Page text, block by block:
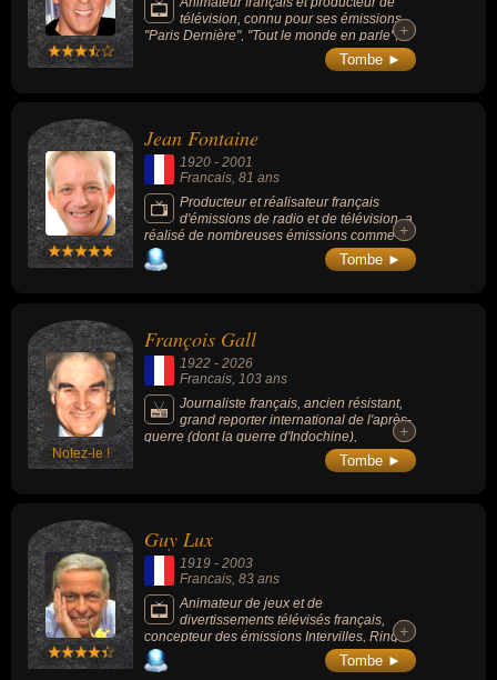
télévision, connu pour ses émissions
"Paris Dernière", "Tout le monde en parle",
"On a tout essayé", "Salut les Terriens !".
+
+
Tombe ►
Jean Fontaine
1920 - 2001
Francais, 81 ans
Producteur et réalisateur français
d'émissions de radio et de télévision, a
réalisé de nombreuses émissions comme «
Discoparade » (radio), « Allegro » (tv) et
animé les émissions « Prestige de la
+
+
Tombe ►
Notez-le !
François Gall
1922 - 2026
Francais , 103 ans
Journaliste français, ancien résistant,
grand reporter international de l'après-
guerre (dont la guerre d'Indochine),
romancier et essayiste (nombreux ouvrages
à succès en collaboration étroite avec son
personnalités), co-créateur et producteur
initial de la mythique collection documentaire
"Des trains pas comme les autres" (lancée
au début des années 1980 sur Antenne 2 et
devenue une référence de l'émission de
voyage).
+
+
Tombe ►
Guy Lux
1919 - 2003
Francais, 83 ans
Animateur de jeux et de
divertissements télévisés français,
concepteur des émissions Intervilles, Ring
parade et la Classe, il a inventé et créé au
total plus de 50 émissions de radio et de
+
+
Tombe ►